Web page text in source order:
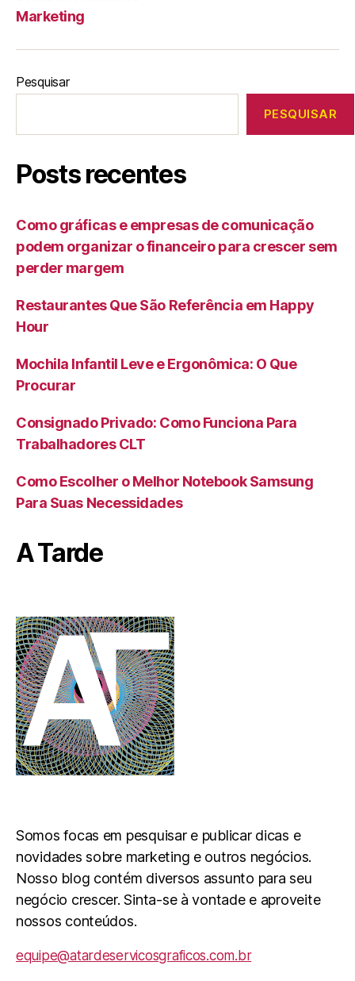
Marketing
Pesquisar
PESQUISAR
Posts recentes
Como gráficas e empresas de comunicação
podem organizar o financeiro para crescer sem
perder margem
Restaurantes Que São Referência em Happy
Hour
Mochila Infantil Leve e Ergonômica: O Que
Procurar
Consignado Privado: Como Funciona Para
Trabalhadores CLT
Como Escolher o Melhor Notebook Samsung
Para Suas Necessidades
A Tarde
Somos focas em pesquisar e publicar dicas e
novidades sobre marketing e outros negócios.
Nosso blog contém diversos assunto para seu
negócio crescer. Sinta-se à vontade e aproveite
nossos conteúdos.
equipe@atardeservicosgraficos.com.br